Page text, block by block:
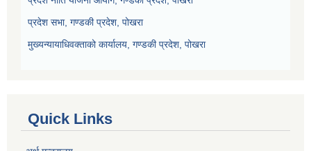
प्रदेश सभा, गण्डकी प्रदेश, पोखरा
मुख्यन्यायाधिवक्ताको कार्यालय, गण्डकी प्रदेश, पोखरा
Quick Links